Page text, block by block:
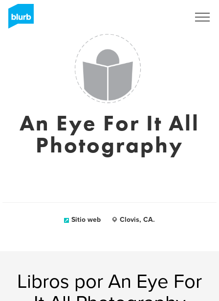
An Eye For It All
Photography
Sitio web Clovis, CA.
Libros por An Eye For